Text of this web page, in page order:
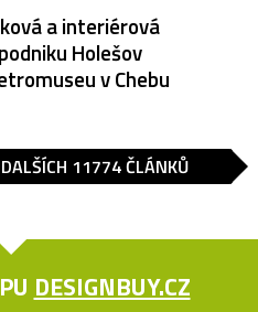
a interiérová
Holešov
v Chebu
DALŠÍCH 11774 ČLÁNKŮ
DESIGNBUY.CZ